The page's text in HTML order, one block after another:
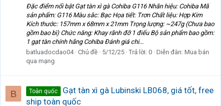
Đặc điểm nổi bật Gạt tàn xì gà Cohiba G116 Nhãn hiệu: Cohiba Mã
sản phẩm: G116 Màu sắc: Bạc Họa tiết: Trơn Chất liệu: Hợp Kim
Kích thước: 157mm x 68mm x 21mm Trọng lượng: ~247g (Chưa bao
gồm bao bì) Chức năng: Khay rãnh đỡ 1 điếu Bộ sản phẩm bao gồm:
1 gạt tàn chính hãng Cohiba Đánh giá chi...
batluadocdao04 Chủ đề 5/12/25 Trả lời: 0 Diễn đàn: Mua bán
qua mạng
B Toàn quốc
Gạt tàn xì gà Lubinski LB068, giá tốt, free
ship toàn quốc